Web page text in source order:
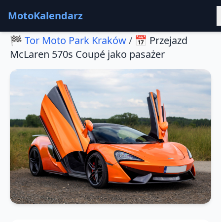
MotoKalendarz
🏁 Tor Moto Park Kraków/ 📅 Przejazd
McLaren 570s Coupé jako pasażer